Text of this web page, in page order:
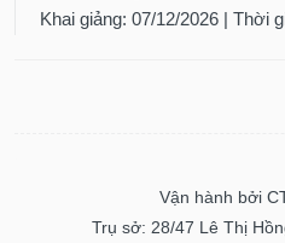
Khai giảng: 07/12/2026 | Thời
Vận hành bởi
Trụ sở: 28/47 Lê Thị